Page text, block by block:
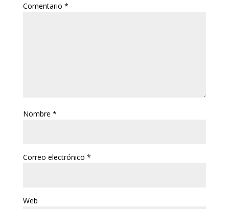
Comentario *
Nombre *
Correo electrónico *
Web